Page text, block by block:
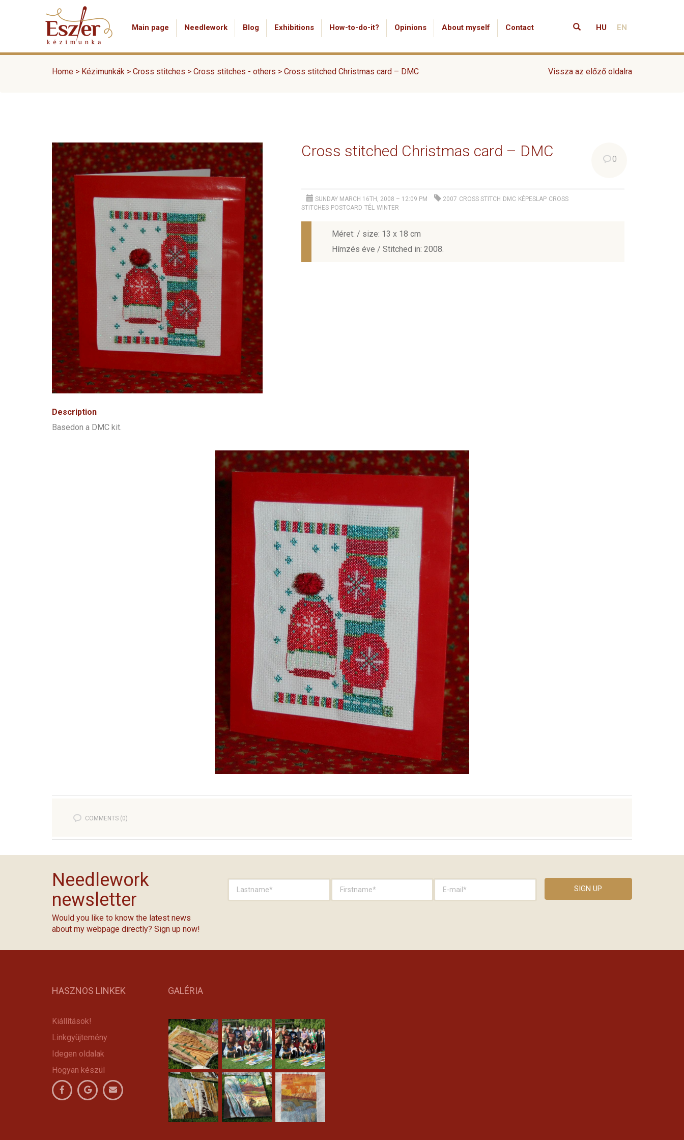
Main page Needlework Blog Exhibitions How-to-do-it? Opinions About myself Contact HU EN
Home > Kézimunkák Vissza az előző oldalra
> Cross stitches > Cross stitches - others > Cross stitched Christmas card – DMC
Cross stitched Christmas card – DMC 0
SUNDAY MARCH 16TH, 2008 – 12:09 PM 2007 CROSS STITCH DMC KÉPESLAP CROSS
STITCHES POSTCARD TÉL WINTER
Méret: / size: 13 x 18 cm
Hímzés éve / Stitched in: 2008.
Description
Basedon a DMC kit.
COMMENTS (0)
Needlework
newsletter
Would you like to know the latest news
about my webpage directly? Sign up now!
HASZNOS LINKEK
Kiállítások!
Linkgyüjtemény
Idegen oldalak
Hogyan készül
GALÉRIA